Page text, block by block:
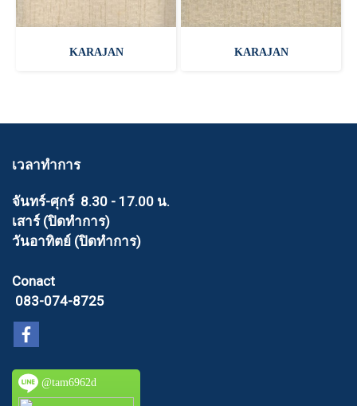
KARAJAN KARAJAN
เวลาทำการ
จันทร์-ศุกร์ 8.30 - 17.00 น.
เสาร์ (ปิดทำการ)
วันอาทิตย์ (ปิดทำการ)
Conact
083-074-8725
@tam6962d